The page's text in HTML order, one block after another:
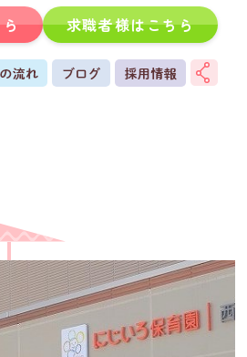
求職者様はこちら